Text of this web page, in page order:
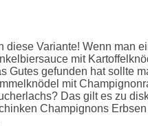
Variante! Wenn man
mit
Gutes gefunden hat sollte
mit
Das gilt es zu
Champignons Erbsen